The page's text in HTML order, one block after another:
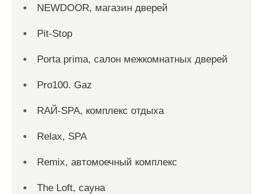
NEWDOOR, магазин дверей
Pit-Stop
Porta prima, салон межкомнатных дверей
Pro100. Gaz
RAЙ-SPA, комплекс отдыха
Relax, SPA
Remix, автомоечный комплекс
The Loft, сауна